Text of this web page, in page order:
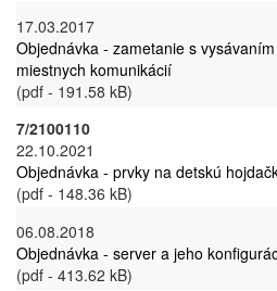
17.03.2017
Objednávka - zametanie s vysávaním
miestnych komunikácií
(pdf - 191.58 kB)
7/2100110
22.10.2021
Objednávka - prvky na detskú
(pdf - 148.36 kB)
06.08.2018
Objednávka - server a jeho
(pdf - 413.62 kB)